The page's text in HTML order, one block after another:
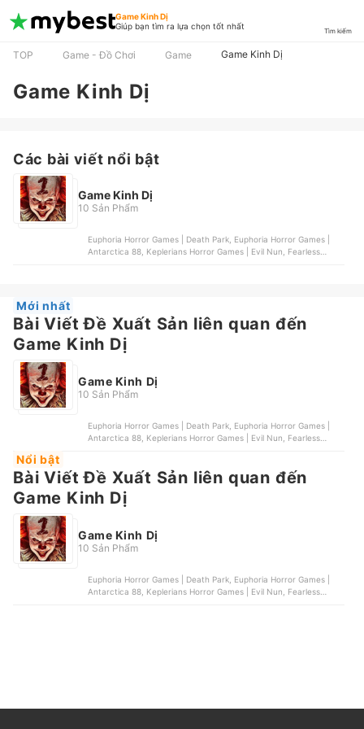
Game Kinh Dị
Giúp bạn tìm ra lựa chọn tốt nhất
Tìm kiếm
TOP Game - Đồ Chơi Game Game Kinh Dị
Game Kinh Dị
Các bài viết nổi bật
Game Kinh Dị
10 Sản Phẩm
Euphoria Horror Games | Death Park, Euphoria Horror Games |
Antarctica 88, Keplerians Horror Games | Evil Nun, Fearless
Mới nhất
Bài Viết Đề Xuất Sản liên quan đến
Game Kinh Dị
Game Kinh Dị
10 Sản Phẩm
Euphoria Horror Games | Death Park, Euphoria Horror Games |
Antarctica 88, Keplerians Horror Games | Evil Nun, Fearless
Nổi bật
Bài Viết Đề Xuất Sản liên quan đến
Game Kinh Dị
Game Kinh Dị
10 Sản Phẩm
Euphoria Horror Games | Death Park, Euphoria Horror Games |
Antarctica 88, Keplerians Horror Games | Evil Nun, Fearless